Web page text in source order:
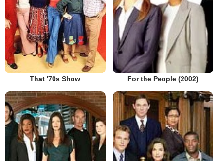
That '70s Show For the People (2002)